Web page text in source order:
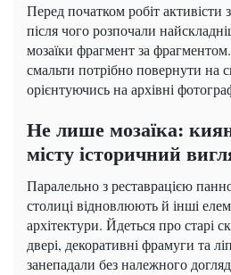
Перед початком робіт активісти
після чого розпочали
мозаїки фрагмент за
смальти потрібно повернути на
орієнтуючись на архівні
Не лише мозаїка:
місту історичний
Паралельно з реставрацією
столиці відновлюють й інші
архітектури. Йдеться про старі
двері, декоративні фрамуги та
занепадали без належного